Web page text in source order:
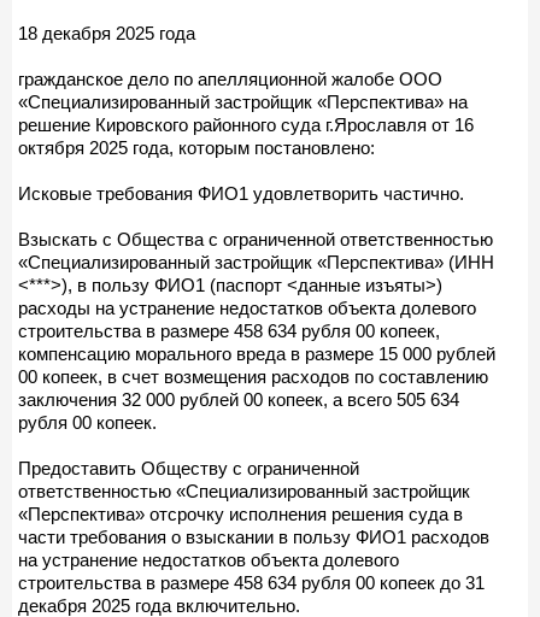
18 декабря 2025 года
гражданское дело по апелляционной жалобе ООО
«Специализированный застройщик «Перспектива» на
решение Кировского районного суда г.Ярославля от 16
октября 2025 года, которым постановлено:
Исковые требования ФИО1 удовлетворить частично.
Взыскать с Общества с ограниченной ответственностью
«Специализированный застройщик «Перспектива» (ИНН
<***>), в пользу ФИО1 (паспорт <данные изъяты>)
расходы на устранение недостатков объекта долевого
строительства в размере 458 634 рубля 00 копеек,
компенсацию морального вреда в размере 15 000 рублей
00 копеек, в счет возмещения расходов по составлению
заключения 32 000 рублей 00 копеек, а всего 505 634
рубля 00 копеек.
Предоставить Обществу с ограниченной
ответственностью «Специализированный застройщик
«Перспектива» отсрочку исполнения решения суда в
части требования о взыскании в пользу ФИО1 расходов
на устранение недостатков объекта долевого
строительства в размере 458 634 рубля 00 копеек до 31
декабря 2025 года включительно.